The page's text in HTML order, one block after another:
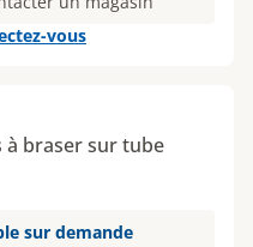
vous
à braser sur tube
sur demande